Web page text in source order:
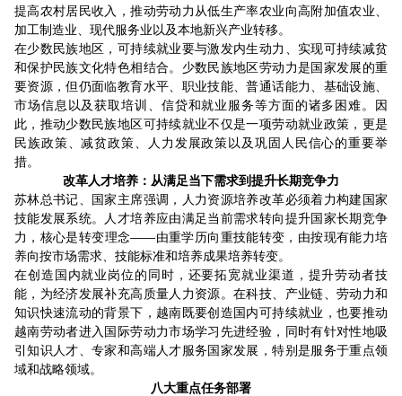
提高农村居民收入，推动劳动力从低生产率农业向高附加值农业、
加工制造业、现代服务业以及本地新兴产业转移。
在少数民族地区，可持续就业要与激发内生动力、实现可持续减贫
和保护民族文化特色相结合。少数民族地区劳动力是国家发展的重
要资源，但仍面临教育水平、职业技能、普通话能力、基础设施、
市场信息以及获取培训、信贷和就业服务等方面的诸多困难。因
此，推动少数民族地区可持续就业不仅是一项劳动就业政策，更是
民族政策、减贫政策、人力发展政策以及巩固人民信心的重要举
措。
改革人才培养：从满足当下需求到提升长期竞争力
苏林总书记、国家主席强调，人力资源培养改革必须着力构建国家
技能发展系统。人才培养应由满足当前需求转向提升国家长期竞争
力，核心是转变理念——由重学历向重技能转变，由按现有能力培
养向按市场需求、技能标准和培养成果培养转变。
在创造国内就业岗位的同时，还要拓宽就业渠道，提升劳动者技
能，为经济发展补充高质量人力资源。在科技、产业链、劳动力和
知识快速流动的背景下，越南既要创造国内可持续就业，也要推动
越南劳动者进入国际劳动力市场学习先进经验，同时有针对性地吸
引知识人才、专家和高端人才服务国家发展，特别是服务于重点领
域和战略领域。
八大重点任务部署